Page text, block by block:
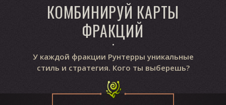
КОМБИНИРУЙ КАРТЫ
ФРАКЦИЙ
У каждой фракции Рунтерры уникальные
стиль и стратегия. Кого ты выберешь?